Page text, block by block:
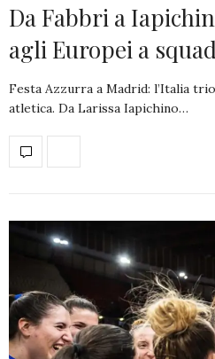
Da Fabbri a
agli Europei a
Festa Azzurra a Madrid: l’Italia
atletica. Da Larissa Iapichino…